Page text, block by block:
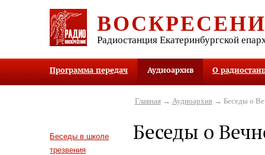
Радиостанция Екатеринбургской
Программа передач Аудиоархив О
Беседы в школе
трезвения
Главная→ Аудиоархив→ Беседы о
Беседы о